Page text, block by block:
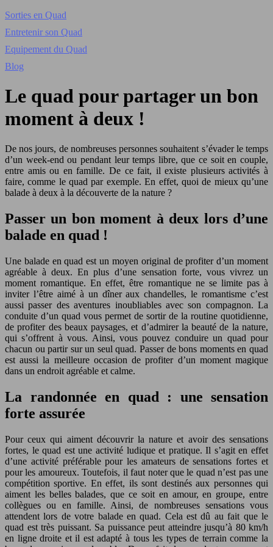
Sorties en Quad
Entretenir son Quad
Equipement du Quad
Blog
Le quad pour partager un bon
moment à deux !
De nos jours, de nombreuses personnes souhaitent s’évader le temps
d’un week-end ou pendant leur temps libre, que ce soit en couple,
entre amis ou en famille. De ce fait, il existe plusieurs activités à
faire, comme le quad par exemple. En effet, quoi de mieux qu’une
balade à deux à la découverte de la nature ?
Passer un bon moment à deux lors d’une
balade en quad !
Une balade en quad est un moyen original de profiter d’un moment
agréable à deux. En plus d’une sensation forte, vous vivrez un
moment romantique. En effet, être romantique ne se limite pas à
inviter l’être aimé à un dîner aux chandelles, le romantisme c’est
aussi passer des aventures inoubliables avec son compagnon. La
conduite d’un quad vous permet de sortir de la routine quotidienne,
de profiter des beaux paysages, et d’admirer la beauté de la nature,
qui s’offrent à vous. Ainsi, vous pouvez conduire un quad pour
chacun ou partir sur un seul quad. Passer de bons moments en quad
est aussi la meilleure occasion de profiter d’un moment magique
dans un endroit agréable et calme.
La randonnée en quad : une sensation
forte assurée
Pour ceux qui aiment découvrir la nature et avoir des sensations
fortes, le quad est une activité ludique et pratique. Il s’agit en effet
d’une activité préférable pour les amateurs de sensations fortes et
pour les amoureux. Toutefois, il faut noter que le quad n’est pas une
compétition sportive. En effet, ils sont destinés aux personnes qui
aiment les belles balades, que ce soit en amour, en groupe, entre
collègues ou en famille. Ainsi, de nombreuses sensations vous
attendent lors de votre balade en quad. Cela est dû au fait que le
quad est très puissant. Sa puissance peut atteindre jusqu’à 80 km/h
en ligne droite et il est adapté à tous les types de terrain comme la